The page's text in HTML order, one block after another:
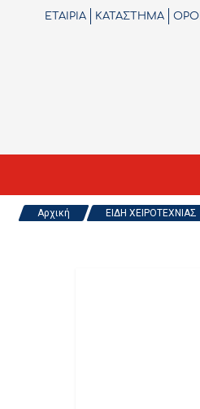
ΕΤΑΙΡΙΑ ΚΑΤΑΣΤΗΜΑ ΟΡΟΙ
Αρχική ΕΙΔΗ ΧΕΙΡΟΤΕΧΝΙΑΣ